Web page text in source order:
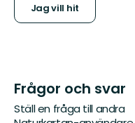
Jag vill hit
Frågor och svar
Ställ en fråga till andra